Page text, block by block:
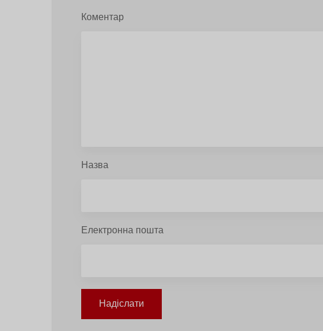
Коментар
Назва
Електронна пошта
Надіслати